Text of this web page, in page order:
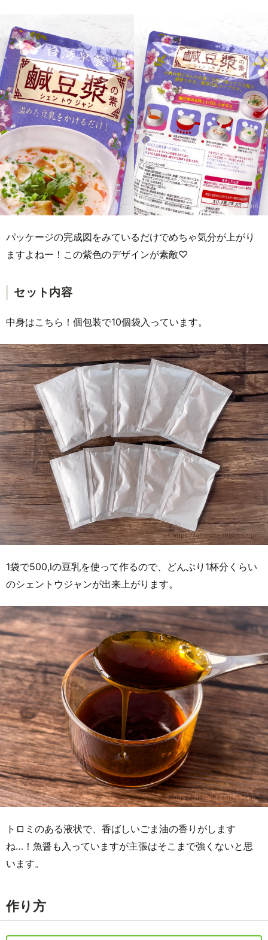
パッケージの完成図をみているだけでめちゃ気分が上がり
ますよねー！この紫色のデザインが素敵♡
セット内容
中身はこちら！個包装で10個袋入っています。
1袋で500,lの豆乳を使って作るので、どんぶり1杯分くらい
のシェントウジャンが出来上がります。
トロミのある液状で、香ばしいごま油の香りがします
ね…！魚醤も入っていますが主張はそこまで強くないと思
います。
作り方